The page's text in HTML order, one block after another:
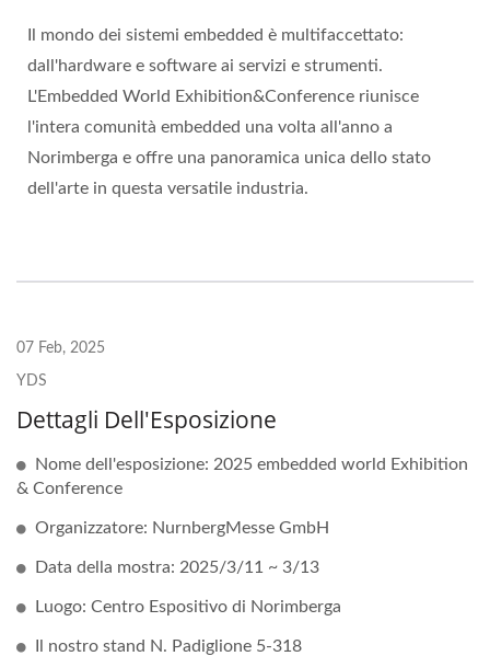
Il mondo dei sistemi embedded è multifaccettato:
dall'hardware e software ai servizi e strumenti.
L'Embedded World Exhibition&Conference riunisce
l'intera comunità embedded una volta all'anno a
Norimberga e offre una panoramica unica dello stato
dell'arte in questa versatile industria.
07 Feb, 2025
YDS
Dettagli Dell'Esposizione
Nome dell'esposizione: 2025 embedded world Exhibition
& Conference
Organizzatore: NurnbergMesse GmbH
Data della mostra: 2025/3/11 ~ 3/13
Luogo: Centro Espositivo di Norimberga
Il nostro stand N. Padiglione 5-318